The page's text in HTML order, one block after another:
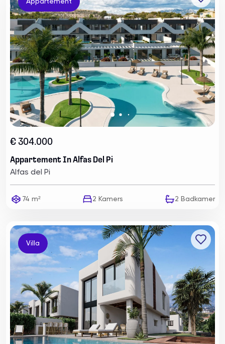
Appartement
€ 304.000
Appartement In Alfas Del Pi
Alfas del Pi
74 m² 2 Kamers 2 Badkamer
Villa